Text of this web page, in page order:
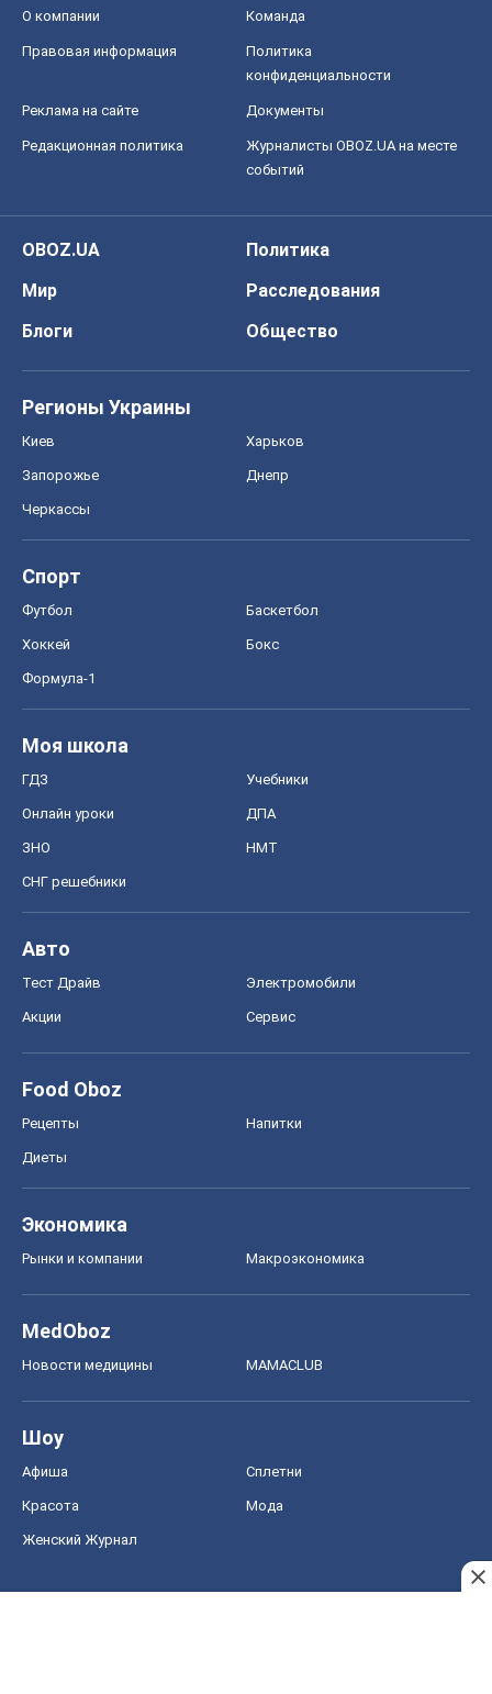
О компании Команда
Правовая информация
Политика
конфиденциальности
Реклама на сайте Документы
Редакционная политика
Журналисты OBOZ.UA на месте
событий
OBOZ.UA
Политика
Мир
Расследования
Блоги
Общество
Регионы Украины
Киев Харьков
Запорожье Днепр
Черкассы
Спорт
Футбол Баскетбол
Хоккей Бокс
Формула-1
Моя школа
ГДЗ Учебники
Онлайн уроки ДПА
ЗНО НМТ
СНГ решебники
Авто
Тест Драйв Электромобили
Акции Сервис
Food Oboz
Рецепты Напитки
Диеты
Экономика
Рынки и компании Mакроэкономика
MedOboz
Новости медицины MAMACLUB
Шоу
Афиша Сплетни
Красота Мода
Женский Журнал